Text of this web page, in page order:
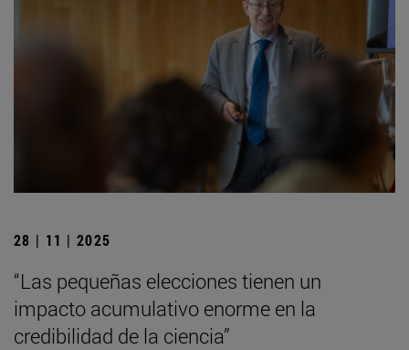
28 | 11 | 2025
“Las pequeñas elecciones tienen un
impacto acumulativo enorme en la
credibilidad de la ciencia”